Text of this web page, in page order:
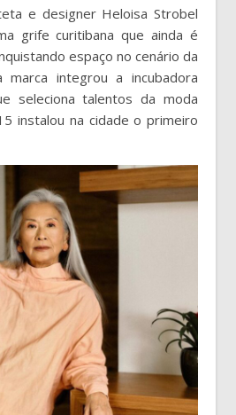
e designer Heloisa Strobel
grife curitibana que ainda é
espaço no cenário da
integrou a incubadora
seleciona talentos da moda
instalou na cidade o primeiro